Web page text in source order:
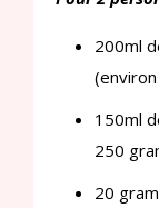
200ml
150ml
250
20